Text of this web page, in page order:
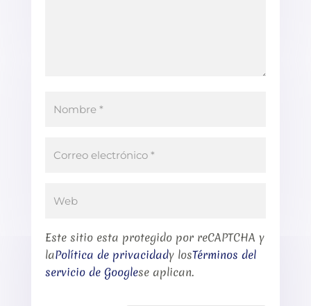
Este sitio esta protegido por reCAPTCHA y
laPolítica de privacidady losTérminos del
servicio de Googlese aplican.